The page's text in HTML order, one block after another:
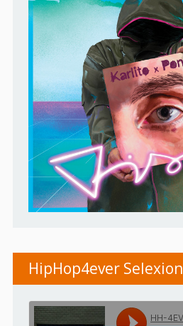
HipHop4ever Selexion